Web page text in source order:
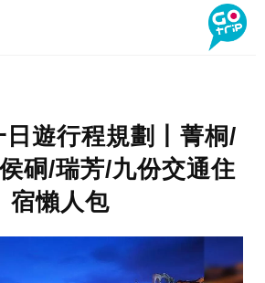
日遊行程規劃丨菁桐/
硐/瑞芳/九份交通住
宿懶人包